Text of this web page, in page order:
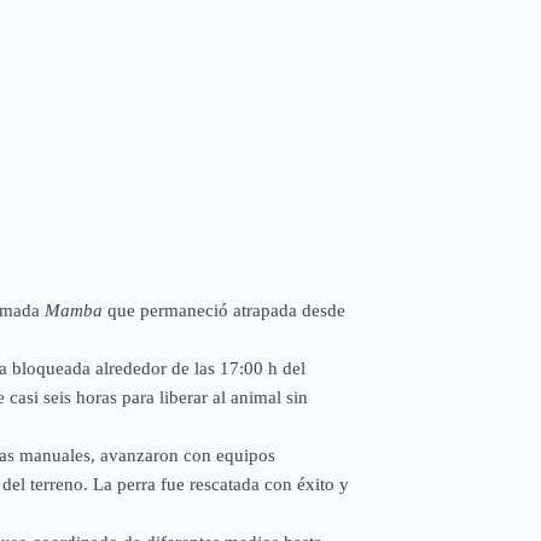
Mamba que permaneció atrapada desde
bloqueada alrededor de las 17:00 h del
seis horas para liberar al animal sin
manuales, avanzaron con equipos
terreno. La perra fue rescatada con éxito y